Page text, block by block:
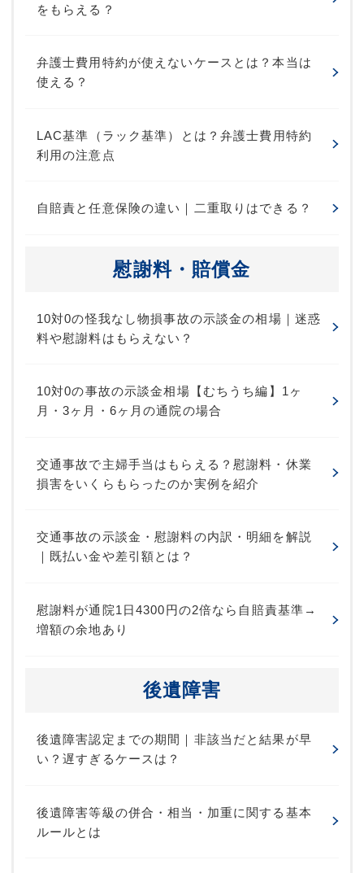
をもらえる？
弁護士費用特約が使えないケースとは？本当は
使える？
LAC基準（ラック基準）とは？弁護士費用特約
利用の注意点
自賠責と任意保険の違い｜二重取りはできる？
慰謝料・賠償金
10対0の怪我なし物損事故の示談金の相場｜迷惑
料や慰謝料はもらえない？
10対0の事故の示談金相場【むちうち編】1ヶ
月・3ヶ月・6ヶ月の通院の場合
交通事故で主婦手当はもらえる？慰謝料・休業
損害をいくらもらったのか実例を紹介
交通事故の示談金・慰謝料の内訳・明細を解説
｜既払い金や差引額とは？
慰謝料が通院1日4300円の2倍なら自賠責基準→
増額の余地あり
後遺障害
後遺障害認定までの期間｜非該当だと結果が早
い？遅すぎるケースは？
後遺障害等級の併合・相当・加重に関する基本
ルールとは